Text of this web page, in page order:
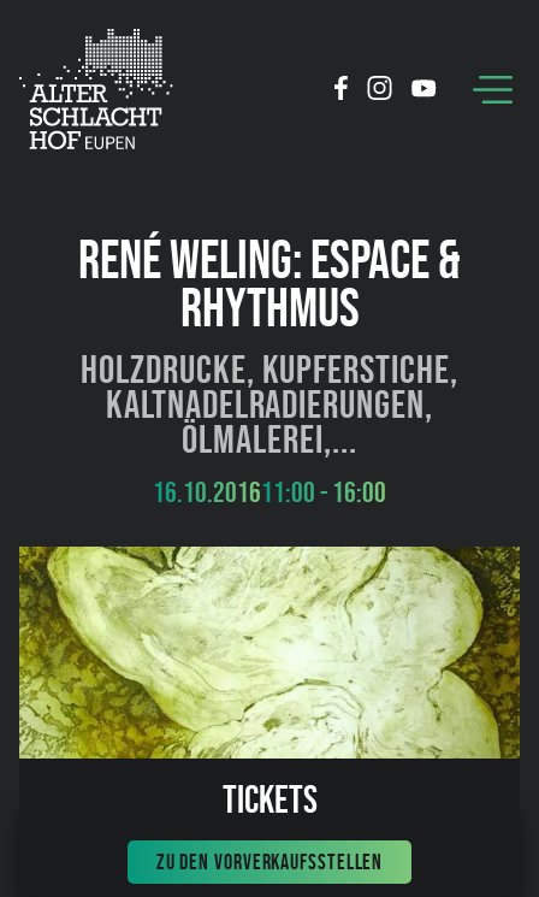
RENÉ WELING: ESPACE &
RHYTHMUS
Holzdrucke, Kupferstiche,
Kaltnadelradierungen,
Ölmalerei,...
16.10.201611:00 - 16:00
Tickets
ZU DEN VORVERKAUFSSTELLEN